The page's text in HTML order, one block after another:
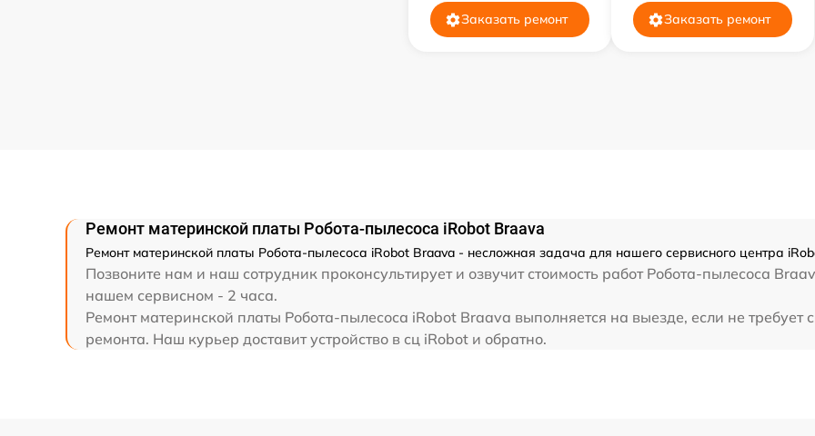
Заказать ремонт Заказать ремонт
Ремонт материнской платы Робота-пылесоса iRobot Braava
Ремонт материнской платы Робота-пылесоса iRobot Braava - несложная задача для нашего сервисного центра
Позвоните нам и наш сотрудник проконсультирует и озвучит стоимость работ Робота-пылесоса
нашем сервисном - 2 часа.
Ремонт материнской платы Робота-пылесоса iRobot Braava выполняется на выезде, если не требует
ремонта. Наш курьер доставит устройство в сц iRobot и обратно.